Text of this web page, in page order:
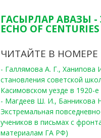
ГАСЫРЛАР АВАЗЫ -
ECHO OF
ЧИТАЙТЕ В НОМЕРЕ
- Галлямова А. Г.,
становления советской
Касимовском уезде в 1920-е
- Магдеев Ш. И., Банникова
Экстремальная
учеников в письмах с
материалам ГА РФ)